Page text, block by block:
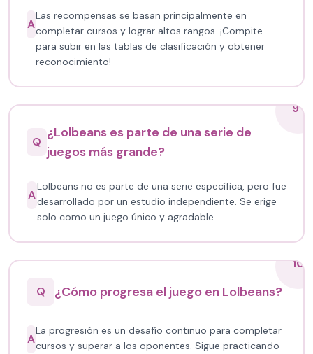
A
Las recompensas se basan principalmente en
completar cursos y lograr altos rangos. ¡Compite
para subir en las tablas de clasificación y obtener
reconocimiento!
9
Q
¿Lolbeans es parte de una serie de
juegos más grande?
A
Lolbeans no es parte de una serie específica, pero fue
desarrollado por un estudio independiente. Se erige
solo como un juego único y agradable.
10
Q
¿Cómo progresa el juego en Lolbeans?
A
La progresión es un desafío continuo para completar
cursos y superar a los oponentes. Sigue practicando